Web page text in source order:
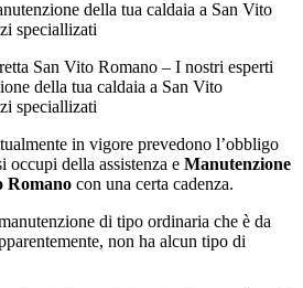
San Vito Romano – I nostri esperti
della tua caldaia a San Vito
speciallizati
in vigore prevedono l’obbligo
occupi della assistenza e Manutenzione
Romano con una certa cadenza.
di tipo ordinaria che è da
non ha alcun tipo di